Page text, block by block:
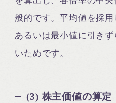
般的です。平均値を採
あるいは最小値に引き
いためです。
(3) 株主価値の算定